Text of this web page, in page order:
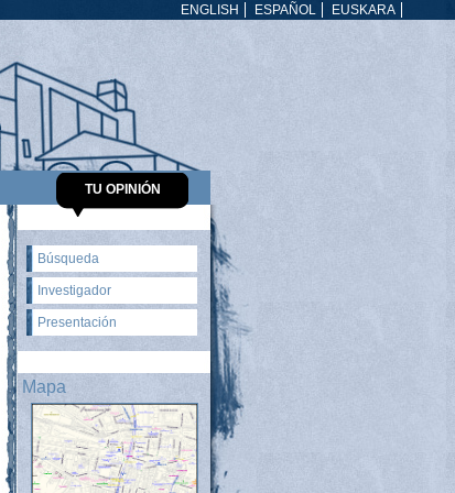
EUSKARA
ESPAÑOL
ENGLISH
TU OPINIÓN
Búsqueda
Investigador
Presentación
Mapa